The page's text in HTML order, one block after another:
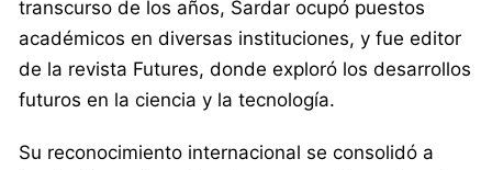
transcurso de los años, Sardar ocupó puestos
académicos en diversas instituciones, y fue editor
de la revista Futures, donde exploró los desarrollos
futuros en la ciencia y la tecnología.
Su reconocimiento internacional se consolidó a